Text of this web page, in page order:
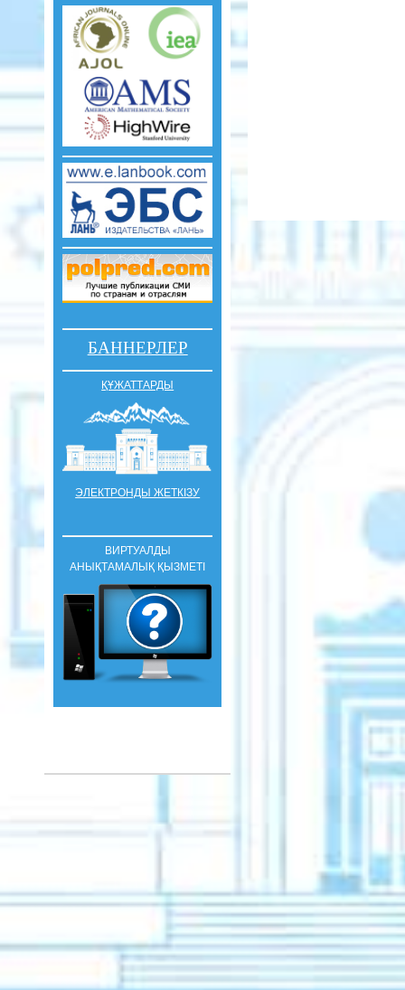
БАННЕРЛЕР
ҚҰЖАТТАРДЫ
ЭЛЕКТРОНДЫ ЖЕТКІЗУ
ВИРТУАЛДЫ
АНЫҚТАМАЛЫҚ ҚЫЗМЕТІ